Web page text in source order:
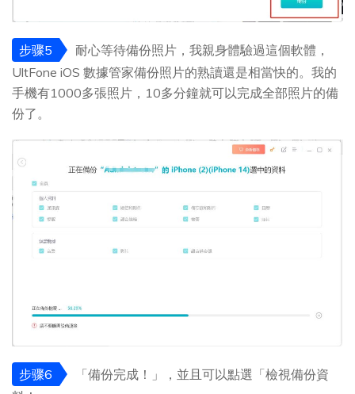
步骤5
耐心等待備份照片，我親身體驗過這個軟體，
UltFone iOS 數據管家備份照片的熟讀還是相當快的。我的
手機有1000多張照片，10多分鐘就可以完成全部照片的備
份了。
步骤6
「備份完成！」，並且可以點選「檢視備份資